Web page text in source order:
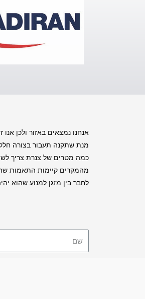
מנת שתקנה תעבור בצורה
כמה מטרים של צנרת צריך
מהמקרים קיימות התאמות
לחבר בין מזגן למנוע שהוא